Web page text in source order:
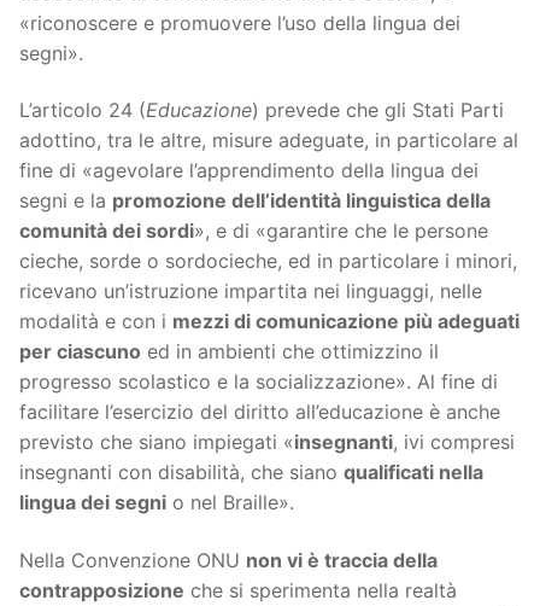
«riconoscere e promuovere l’uso della lingua dei
segni».
L’articolo 24 (Educazione) prevede che gli Stati Parti
adottino, tra le altre, misure adeguate, in particolare al
fine di «agevolare l’apprendimento della lingua dei
segni e la promozione dell’identità linguistica della
comunità dei sordi», e di «garantire che le persone
cieche, sorde o sordocieche, ed in particolare i minori,
ricevano un’istruzione impartita nei linguaggi, nelle
modalità e con i mezzi di comunicazione più adeguati
per ciascuno ed in ambienti che ottimizzino il
progresso scolastico e la socializzazione». Al fine di
facilitare l’esercizio del diritto all’educazione è anche
previsto che siano impiegati «insegnanti, ivi compresi
insegnanti con disabilità, che siano qualificati nella
lingua dei segni o nel Braille».
Nella Convenzione ONU non vi è traccia della
contrapposizione che si sperimenta nella realtà